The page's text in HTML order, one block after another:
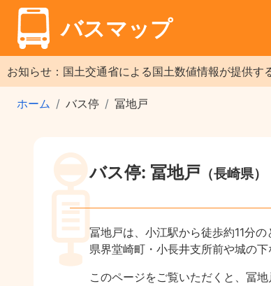
バスマップ
お知らせ：国土交通省による国土数値情報が提供す
ホーム バス停 冨地戸
バス停: 冨地戸 （長崎県）
冨地戸は、小江駅から徒歩約11分の
県界堂崎町・小長井支所前や城の
このページをご覧いただくと、冨